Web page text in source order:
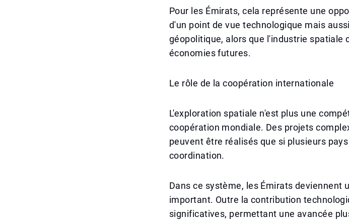
Pour les Émirats, cela représente une
d'un point de vue technologique mais
géopolitique, alors que l'industrie spatiale
économies futures.
Le rôle de la coopération internationale
L'exploration spatiale n'est plus une
coopération mondiale. Des projets
peuvent être réalisés que si plusieurs
coordination.
Dans ce système, les Émirats deviennent
important. Outre la contribution
significatives, permettant une avancée